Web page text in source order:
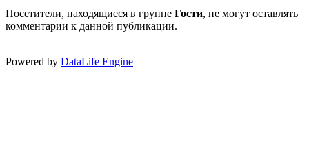
Посетители, находящиеся в группе Гости, не могут оставлять
комментарии к данной публикации.
Powered by DataLife Engine